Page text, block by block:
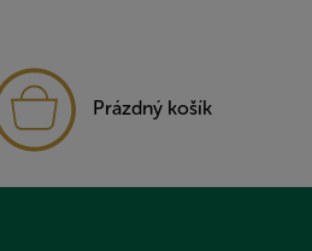
KOŠÍK
Prázdný košík